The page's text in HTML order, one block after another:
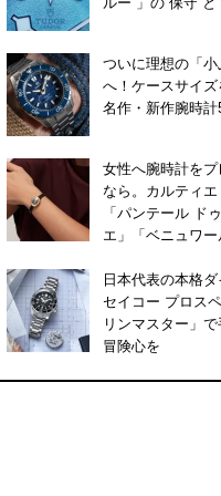
ついに理想の「
へ！ケースサイ
名作・新作腕時計
女性へ腕時計を
なら。カルティエ
「パンテール ド
エ」「ベニュワ
日本代表の本格ダ
セイコー プロス
リンマスター」
冒険心を